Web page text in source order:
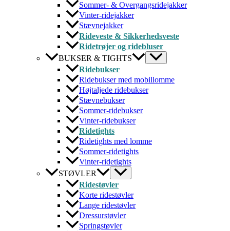
Sommer- & Overgangsridejakker
Vinter-ridejakker
Stævnejakker
Rideveste & Sikkerhedsveste
Ridetrøjer og ridebluser
BUKSER & TIGHTS
Ridebukser
Ridebukser med mobillomme
Højtaljede ridebukser
Stævnebukser
Sommer-ridebukser
Vinter-ridebukser
Ridetights
Ridetights med lomme
Sommer-ridetights
Vinter-ridetights
STØVLER
Ridestøvler
Korte ridestøvler
Lange ridestøvler
Dressurstøvler
Springstøvler